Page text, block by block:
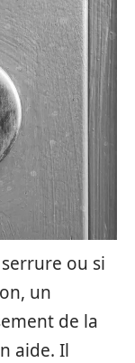
ou si
un
de la
aide. Il